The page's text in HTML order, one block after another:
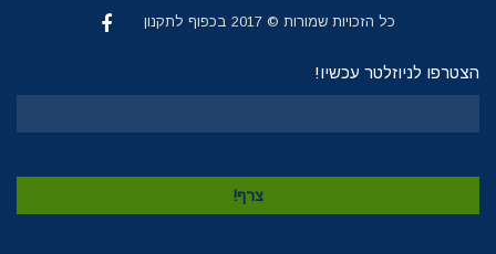
כל הזכויות שמורות © 2017 בכפוף לתקנון
הצטרפו לניוזלטר עכשיו!